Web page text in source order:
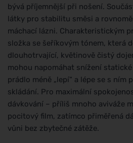
bývá příjemnější při nošení.
látky pro stabilitu směsi a
máchací lázni. Charakteristickým
složka se šeříkovým tónem, která
dlouhotrvající, květinově čistý
mohou napomáhat snížení
prádlo méně „lepí“ a lépe se s ním
skládání. Pro maximální
dávkování – příliš mnoho aviváže
pocitový film, zatímco přiměřená
vůni bez zbytečné zátěže.